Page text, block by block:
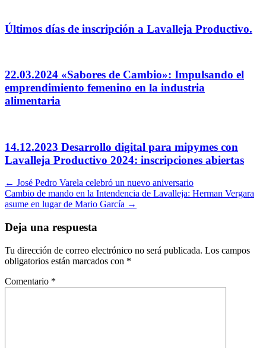
Últimos días de inscripción a Lavalleja Productivo.
22.03.2024 «Sabores de Cambio»: Impulsando el
emprendimiento femenino en la industria
alimentaria
14.12.2023 Desarrollo digital para mipymes con
Lavalleja Productivo 2024: inscripciones abiertas
Navegación
por
← José Pedro Varela celebró un nuevo aniversario
Cambio de mando en la Intendencia de Lavalleja: Herman Vergara
asume en lugar de Mario García →
Deja una respuesta
Tu dirección de correo electrónico no será publicada. Los campos
obligatorios están marcados con *
Comentario *